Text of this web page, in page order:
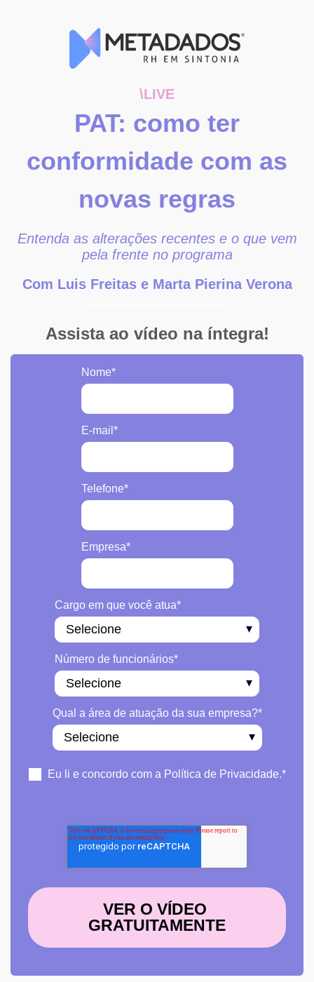
\LIVE
PAT: como ter
conformidade com as
novas regras
Entenda as alterações recentes e o que vem
pela frente no programa
Com Luis Freitas e Marta Pierina Verona
Assista ao vídeo na íntegra!
Nome*
E-mail *
Telefone*
Empresa*
Cargo em que você atua*
Número de funcionários*
Qual a área de atuação da sua empresa?*
Eu li e concordo com a Política de Privacidade.*